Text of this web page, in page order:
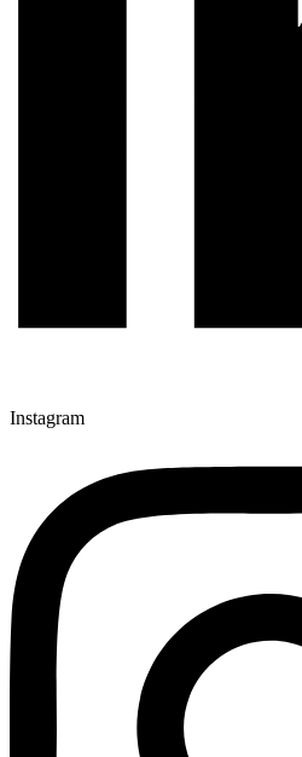
Instagram